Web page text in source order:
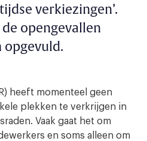
verkiezingen’.
opengevallen
opgevuld.
heeft momenteel geen
plekken te verkrijgen in
Vaak gaat het om
en soms alleen om